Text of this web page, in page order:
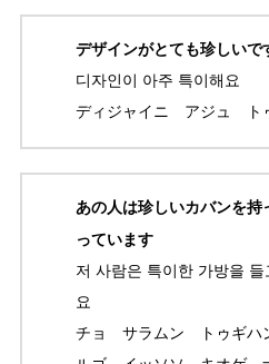
デザインがとても珍しいで
디자인이 아주 특이해요
ディジャイニ アジュ ト
あの人は珍しいカバンを持
っています
저 사람은 특이한 가방을
요
チョ サラムン トゥギ